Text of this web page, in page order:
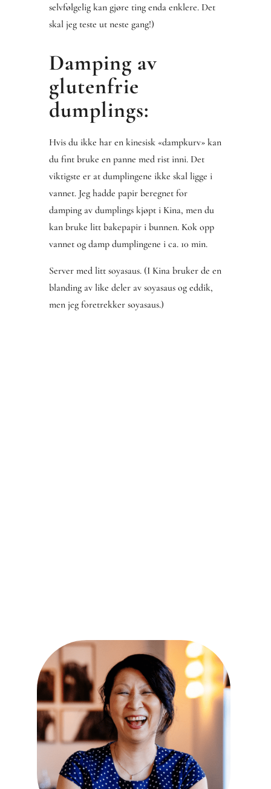
selvfølgelig kan gjøre ting enda enklere. Det
skal jeg teste ut neste gang!)
Damping av
glutenfrie
dumplings:
Hvis du ikke har en kinesisk «dampkurv» kan
du fint bruke en panne med rist inni. Det
viktigste er at dumplingene ikke skal ligge i
vannet. Jeg hadde papir beregnet for
damping av dumplings kjøpt i Kina, men du
kan bruke litt bakepapir i bunnen. Kok opp
vannet og damp dumplingene i ca. 10 min.
Server med litt soyasaus. (I Kina bruker de en
blanding av like deler av soyasaus og eddik,
men jeg foretrekker soyasaus.)